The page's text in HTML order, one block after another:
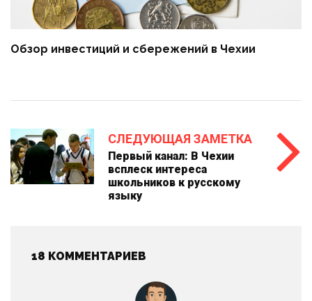
Обзор инвестиций и сбережений в Чехии
СЛЕДУЮЩАЯ ЗАМЕТКА
Первый канал: В Чехии
всплеск интереса
школьников к русскому
языку
18 КОММЕНТАРИЕВ